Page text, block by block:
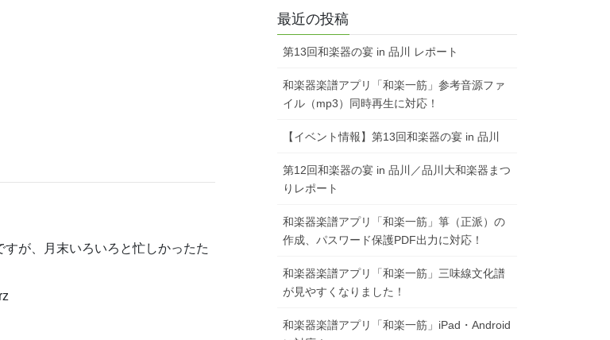
が、月末いろいろと忙しかったた
最近の投稿
第13回和楽器の宴 in 品川 レポート
和楽器楽譜アプリ「和楽一筋」参考音源ファ
イル（mp3）同時再生に対応！
【イベント情報】第13回和楽器の宴 in 品川
第12回和楽器の宴 in 品川／品川大和楽器まつ
りレポート
和楽器楽譜アプリ「和楽一筋」箏（正派）の
作成、パスワード保護PDF出力に対応！
和楽器楽譜アプリ「和楽一筋」三味線文化譜
が見やすくなりました！
和楽器楽譜アプリ「和楽一筋」iPad・Android